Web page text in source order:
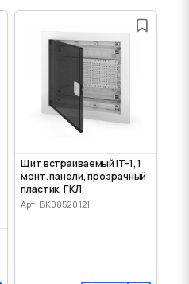
Щит встраиваемый IT-1, 1
монт. панели, прозрачный
пластик, ГКЛ
Арт: BK0852012I